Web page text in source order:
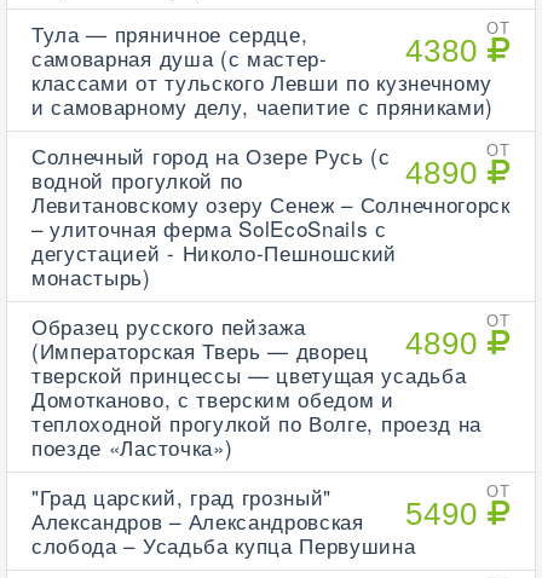
ОТ
4380
Тула — пряничное сердце,
самоварная душа (с мастер-
классами от тульского Левши по кузнечному
и самоварному делу, чаепитие с пряниками)
ОТ
4890
Солнечный город на Озере Русь (с
водной прогулкой по
Левитановскому озеру Сенеж – Солнечногорск
– улиточная ферма SolEcoSnails с
дегустацией - Николо-Пешношский
монастырь)
ОТ
4890
Образец русского пейзажа
(Императорская Тверь — дворец
тверской принцессы — цветущая усадьба
Домотканово, с тверским обедом и
теплоходной прогулкой по Волге, проезд на
поезде «Ласточка»)
ОТ
5490
"Град царский, град грозный"
Александров – Александровская
слобода – Усадьба купца Первушина